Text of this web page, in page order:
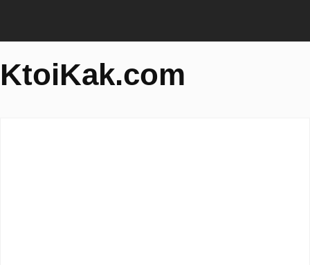
KtoiKak.com